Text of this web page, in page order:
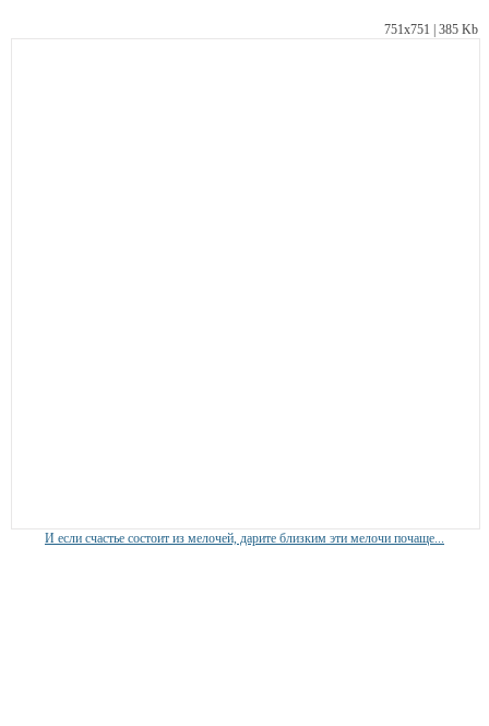
751х751 | 385 Kb
И если счастье состоит из мелочей, дарите близким эти мелочи почаще...